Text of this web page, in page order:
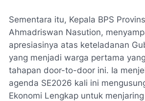
Sementara itu, Kepala BPS
Ahmadriswan Nasution,
apresiasinya atas keteladanan
yang menjadi warga pertama
tahapan door-to-door ini. Ia
agenda SE2026 kali ini
Ekonomi Lengkap untuk